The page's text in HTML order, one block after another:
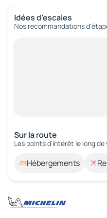
Idées d’escales
Nos recommandations
Sur la route
Les points d’intérêt le long
Hébergements